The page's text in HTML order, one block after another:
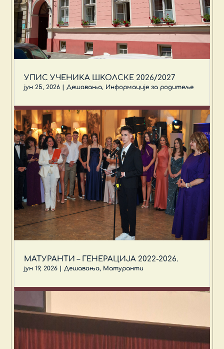
УПИС УЧЕНИКА ШКОЛСКЕ 2026/2027
јун 25, 2026 |Дешавања, Информације за родитеље
МАТУРАНТИ – ГЕНЕРАЦИЈА 2022-2026.
јун 19, 2026 |Дешавања, Матуранти